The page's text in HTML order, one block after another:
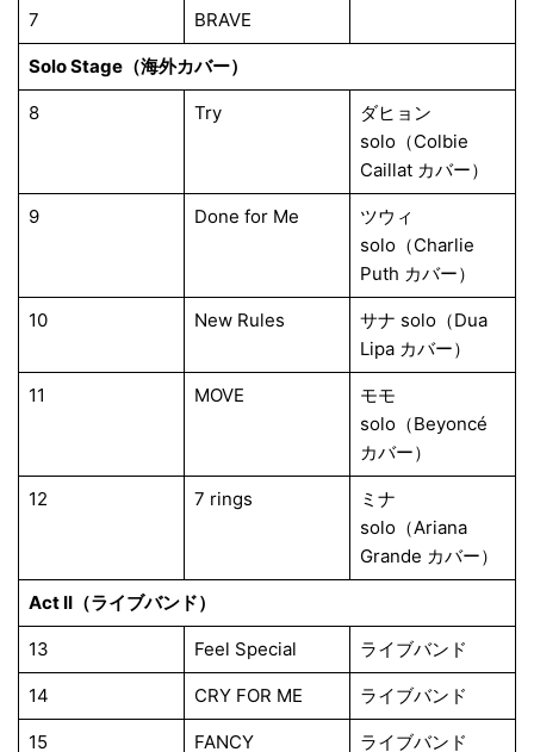
7 BRAVE
Solo Stage（海外カバー）
8 Try
ダヒョン
solo（Colbie
Caillat カバー）
9 Done for Me
ツウィ
solo（Charlie
Puth カバー）
10 New Rules
サナ solo（Dua
Lipa カバー）
11 MOVE
モモ
solo（Beyoncé
カバー）
12 7 rings
ミナ
solo（Ariana
Grande カバー）
Act II（ライブバンド）
13 Feel Special ライブバンド
14 CRY FOR ME ライブバンド
15 FANCY ライブバンド